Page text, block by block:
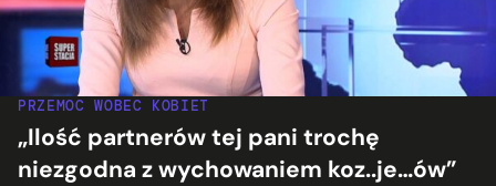
PRZEMOC WOBEC KOBIET
„Ilość partnerów tej pani trochę
niezgodna z wychowaniem koz..je…ów”